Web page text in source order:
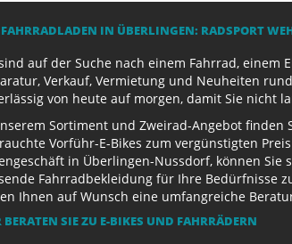
IN ÜBERLINGEN: RADSPORT
auf der Suche nach einem Fahrrad, einem
Verkauf, Vermietung und Neuheiten
von heute auf morgen, damit Sie nicht
Sortiment und Zweirad-Angebot finden
Vorführ-E-Bikes zum vergünstigten
in Überlingen-Nussdorf, können
Fahrradbekleidung für Ihre Bedürfnisse
Ihnen auf Wunsch eine umfangreiche
SIE ZU E-BIKES UND FAHRRÄDERN